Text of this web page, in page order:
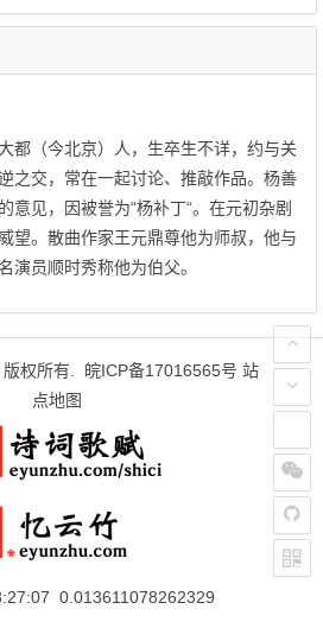
都（今北京）人，生卒生不详，约与关
之交，常在一起讨论、推敲作品。杨善
意见，因被誉为“杨补丁“。在元初杂剧
望。散曲作家王元鼎尊他为师叔，他与
演员顺时秀称他为伯父。
版权所有. 皖ICP备17016565号 站
点地图
0.013611078262329